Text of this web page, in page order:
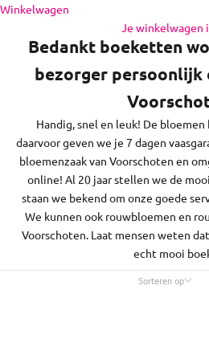
Naar inhoud
Winkelwagen
Je winkelwagen
brengen je bloemen in Voorschoten
op zon- en feestdagen
Bedankt boeketten
bezorger persoonlijk
Handig, snel en leuk! De
daarvoor geven we je 7 dagen
bloemenzaak van Voorschoten en
online! Al 20 jaar stellen we de
staan we bekend om onze goede
We kunnen ook rouwbloemen en
Voorschoten. Laat mensen weten
echt mooi
Sorteren op